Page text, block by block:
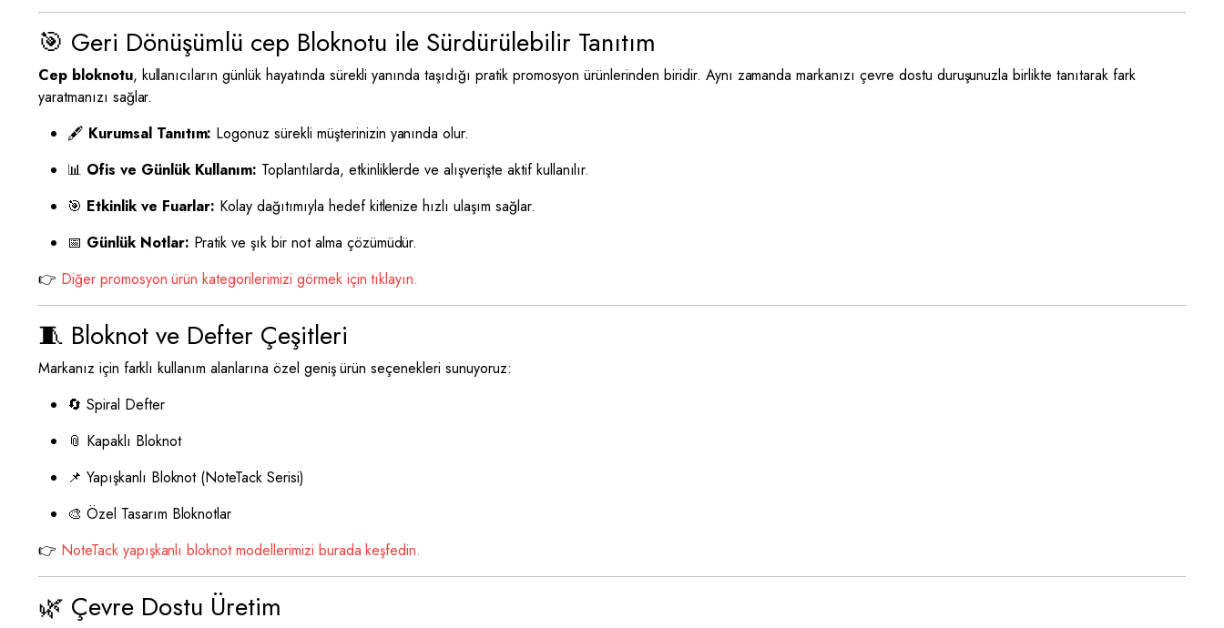
🎯 Geri Dönüşümlü cep Bloknotu ile Sürdürülebilir Tanıtım
Cep bloknotu, kullanıcıların günlük hayatında sürekli yanında taşıdığı pratik promosyon ürünlerinden biridir. Aynı zamanda markanızı çevre dostu duruşunuzla birlikte tanıtarak fark
yaratmanızı sağlar.
🖋 Kurumsal Tanıtım: Logonuz sürekli müşterinizin yanında olur.
📊 Ofis ve Günlük Kullanım: Toplantılarda, etkinliklerde ve alışverişte aktif kullanılır.
🎯 Etkinlik ve Fuarlar: Kolay dağıtımıyla hedef kitlenize hızlı ulaşım sağlar.
📅 Günlük Notlar: Pratik ve şık bir not alma çözümüdür.
👉 Diğer promosyon ürün kategorilerimizi görmek için tıklayın.
🧵 Bloknot ve Defter Çeşitleri
Markanız için farklı kullanım alanlarına özel geniş ürün seçenekleri sunuyoruz:
🔄 Spiral Defter
📎 Kapaklı Bloknot
📌 Yapışkanlı Bloknot (NoteTack Serisi)
🎨 Özel Tasarım Bloknotlar
👉 NoteTack yapışkanlı bloknot modellerimizi burada keşfedin.
🌿 Çevre Dostu Üretim